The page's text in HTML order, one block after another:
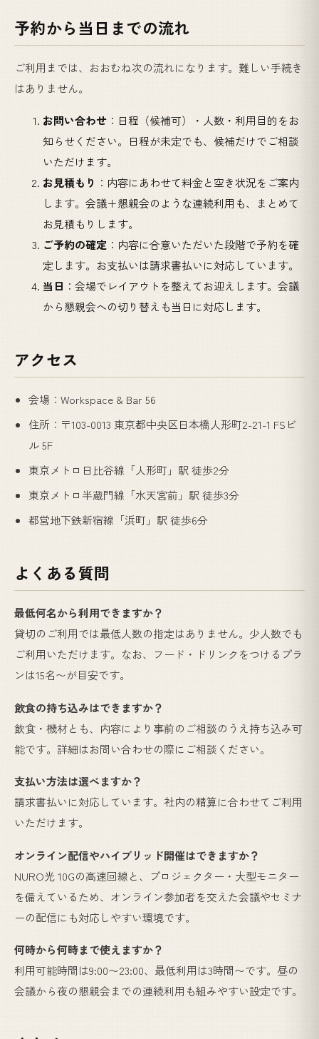
予約から当日までの流れ
ご利用までは、おおむね次の流れになります。難しい手続き
はありません。
お問い合わせ ：日程（候補可）・人数・利用目的をお
知らせください。日程が未定でも、候補だけでご相談
いただけます。
お見積もり ：内容にあわせて料金と空き状況をご案内
します。会議＋懇親会のような連続利用も、まとめて
お見積もりします。
ご予約の確定 ：内容に合意いただいた段階で予約を確
定します。お支払いは請求書払いに対応しています。
当日 ：会場でレイアウトを整えてお迎えします。会議
から懇親会への切り替えも当日に対応します。
アクセス
会場：Workspace & Bar 56
住所：〒103-0013 東京都中央区日本橋人形町2-21-1 FSビ
ル 5F
東京メトロ日比谷線「人形町」駅 徒歩2分
東京メトロ半蔵門線「水天宮前」駅 徒歩3分
都営地下鉄新宿線「浜町」駅 徒歩6分
よくある質問
最低何名から利用できますか？
貸切のご利用では最低人数の指定はありません。少人数でも
ご利用いただけます。なお、フード・ドリンクをつけるプラ
ンは15名〜が目安です。
飲食の持ち込みはできますか？
飲食・機材とも、内容により事前のご相談のうえ持ち込み可
能です。詳細はお問い合わせの際にご相談ください。
支払い方法は選べますか？
請求書払いに対応しています。社内の精算に合わせてご利用
いただけます。
オンライン配信やハイブリッド開催はできますか？
NURO光 10Gの高速回線と、プロジェクター・大型モニター
を備えているため、オンライン参加者を交えた会議やセミナ
ーの配信にも対応しやすい環境です。
何時から何時まで使えますか？
利用可能時間は9:00〜23:00、最低利用は3時間〜です。昼の
会議から夜の懇親会までの連続利用も組みやすい設定です。